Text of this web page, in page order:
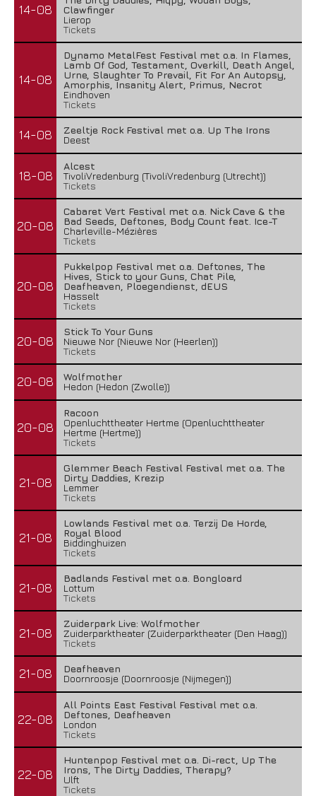
14-08
Clawfinger
Lierop
Tickets
14-08
Dynamo MetalFest Festival met o.a. In Flames,
Lamb Of God, Testament, Overkill, Death Angel,
Urne, Slaughter To Prevail, Fit For An Autopsy,
Amorphis, Insanity Alert, Primus, Necrot
Eindhoven
Tickets
14-08
Zeeltje Rock Festival met o.a. Up The Irons
Deest
18-08
Alcest
TivoliVredenburg (TivoliVredenburg (Utrecht))
Tickets
20-08
Cabaret Vert Festival met o.a. Nick Cave & the
Bad Seeds, Deftones, Body Count feat. Ice-T
Charleville-Mézières
Tickets
20-08
Pukkelpop Festival met o.a. Deftones, The
Hives, Stick to your Guns, Chat Pile,
Deafheaven, Ploegendienst, dEUS
Hasselt
Tickets
20-08
Stick To Your Guns
Nieuwe Nor (Nieuwe Nor (Heerlen))
Tickets
20-08
Wolfmother
Hedon (Hedon (Zwolle))
20-08
Racoon
Openluchttheater Hertme (Openluchttheater
Hertme (Hertme))
Tickets
21-08
Glemmer Beach Festival Festival met o.a. The
Dirty Daddies, Krezip
Lemmer
Tickets
21-08
Lowlands Festival met o.a. Terzij De Horde,
Royal Blood
Biddinghuizen
Tickets
21-08
Badlands Festival met o.a. Bongloard
Lottum
Tickets
21-08
Zuiderpark Live: Wolfmother
Zuiderparktheater (Zuiderparktheater (Den Haag))
Tickets
21-08
Deafheaven
Doornroosje (Doornroosje (Nijmegen))
22-08
All Points East Festival Festival met o.a.
Deftones, Deafheaven
London
Tickets
22-08
Huntenpop Festival met o.a. Di-rect, Up The
Irons, The Dirty Daddies, Therapy?
Ulft
Tickets